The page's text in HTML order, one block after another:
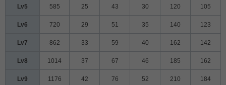
Lv5 585 25 43 30 120 105
Lv6 720 29 51 35 140 123
Lv7 862 33 59 40 162 142
Lv8 1014 37 67 46 185 162
Lv9 1176 42 76 52 210 184